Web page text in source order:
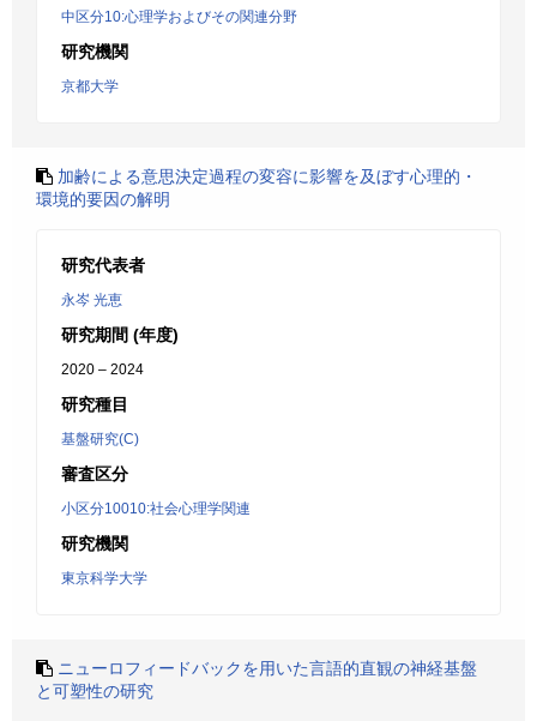
中区分10:心理学およびその関連分野
研究機関
京都大学
加齢による意思決定過程の変容に影響を及ぼす心理的・
環境的要因の解明
研究代表者
永岑 光恵
研究期間 (年度)
2020 – 2024
研究種目
基盤研究(C)
審査区分
小区分10010:社会心理学関連
研究機関
東京科学大学
ニューロフィードバックを用いた言語的直観の神経基盤
と可塑性の研究